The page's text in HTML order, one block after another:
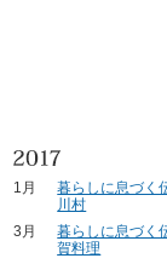
1月
暮らしに息づく
川村
3月
暮らしに息づく
賀料理